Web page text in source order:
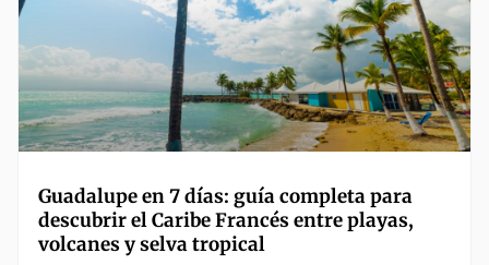
Guadalupe en 7 días: guía completa para
descubrir el Caribe Francés entre playas,
volcanes y selva tropical